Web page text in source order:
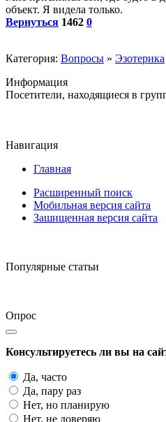
объект. Я видела только.
Вернуться 1462 0
Категория: Вопросы » Эзотерика
Информация
Посетители, находящиеся в
Навигация
Главная
Расширенный поиск
Мобильная версия сайта
Зашищенная версия сайта
Популярные статьи
Опрос
Консультируетесь ли вы на
Да, часто
Да, пару раз
Нет, но планирую
Нет, не доверяю